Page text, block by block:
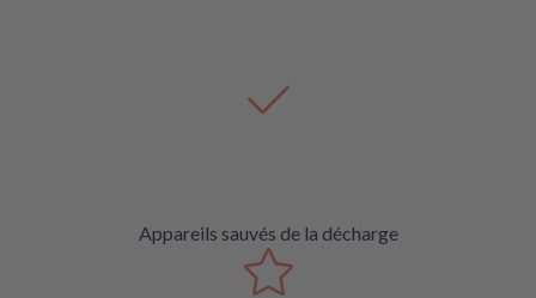
Appareils sauvés de la décharge